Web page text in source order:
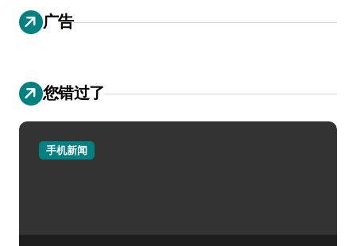
广告
您错过了
手机新闻